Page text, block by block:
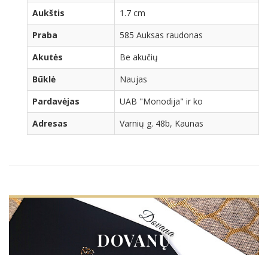
Aukštis
1.7 cm
Praba
585 Auksas raudonas
Akutės
Be akučių
Būklė
Naujas
Pardavėjas
UAB "Monodija" ir ko
Adresas
Varnių g. 48b, Kaunas
DOVANŲ